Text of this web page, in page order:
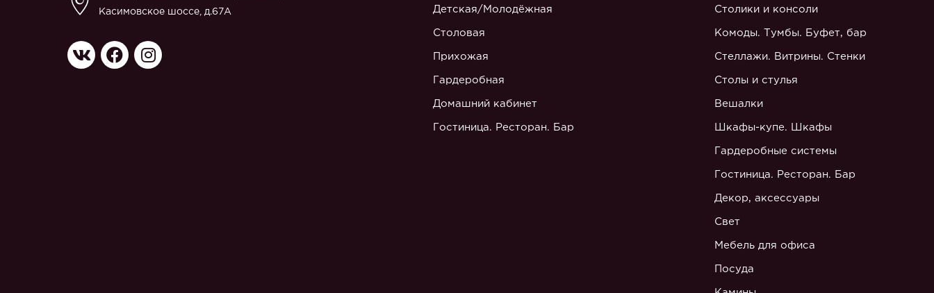
Касимовское шоссе, д.67A
Детская/Молодёжная
Столовая
Прихожая
Гардеробная
Домашний кабинет
Гостиница. Ресторан. Бар
Столики и консоли
Комоды. Тумбы. Буфет, бар
Стеллажи. Витрины. Стенки
Столы и стулья
Вешалки
Шкафы-купе. Шкафы
Гардеробные системы
Гостиница. Ресторан. Бар
Декор, аксессуары
Свет
Мебель для офиса
Посуда